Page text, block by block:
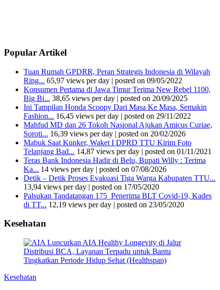
Popular Artikel
Tuan Rumah GPDRR, Peran Strategis Indonesia di Wilayah
Ring... 65,97 views per day | posted on 09/05/2022
Konsumen Pertama di Jawa Timur Terima New Rebel 1100,
Big Bi... 38,65 views per day | posted on 20/09/2025
Ini Tampilan Honda Scoopy Dari Masa Ke Masa, Semakin
Fashion... 16,45 views per day | posted on 29/11/2022
Mahfud MD dan 26 Tokoh Nasional Ajukan Amicus Curiae,
Soroti... 16,39 views per day | posted on 20/02/2026
Mabuk Saat Kunker, Waket I DPRD TTU Kirim Foto
Telanjang Bad... 14,87 views per day | posted on 01/11/2021
Teras Bank Indonesia Hadir di Belu, Bupati Willy : Terima
Ka... 14 views per day | posted on 07/08/2026
Detik – Detik Proses Evakuasi Tiga Warga Kabupaten TTU...
13,94 views per day | posted on 17/05/2020
Palsukan Tandatangan 175 Penerima BLT Covid-19, Kades
di TT... 12,19 views per day | posted on 23/05/2020
Kesehatan
Kesehatan